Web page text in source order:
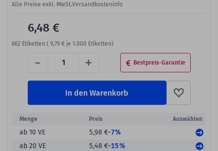
Alle Preise exkl. MwSt.Versandkosteninfo
- + Bestpreis-Garantie
6,48 €
662 Etiketten ( 9,79 € je 1.000 Etiketten)
In den Warenkorb
Menge Preis Auswählen
ab 10 VE 5,98 €-7%
ab 20 VE
5,48 €-15%